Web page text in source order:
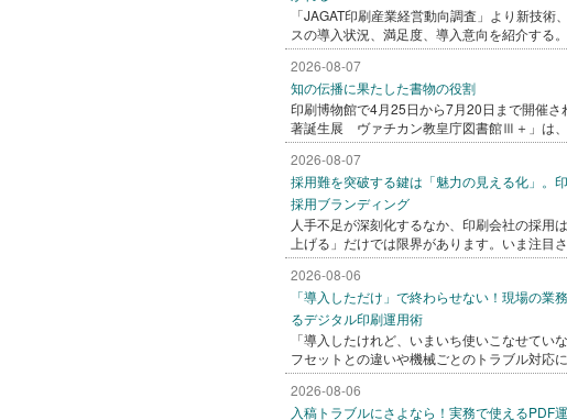
「JAGAT印刷産業経営動向調査」より新技術
スの導入状況、満足度、導入意向を紹介する
2026-08-07
知の伝播に果たした書物の役割
印刷博物館で4月25日から7月20日まで開催さ
著誕生展 ヴァチカン教皇庁図書館Ⅲ＋」は
2026-08-07
採用難を突破する鍵は「魅力の見える化」。
採用ブランディング
人手不足が深刻化するなか、印刷会社の採用
上げる」だけでは限界があります。いま注目
2026-08-06
「導入しただけ」で終わらせない！現場の業
るデジタル印刷運用術
「導入したけれど、いまいち使いこなせてい
フセットとの違いや機械ごとのトラブル対応
2026-08-06
入稿トラブルにさよなら！実務で使えるPDF